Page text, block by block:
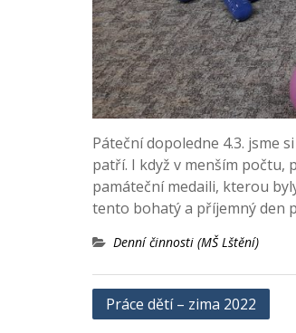
Páteční dopoledne 4.3. jsme
patří. I když v menším počtu,
památeční medaili, kterou
tento bohatý a příjemný den
Denní činnosti (MŠ Lštění)
Navigace
Práce dětí – zima 2022